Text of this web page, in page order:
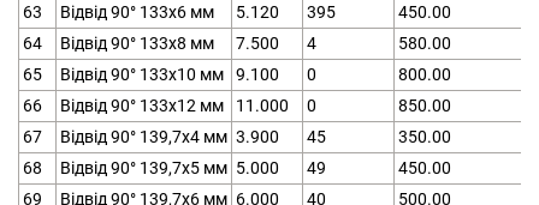
63
Відвід 90° 133х6 мм 5.120 395
450.00
64
Відвід 90° 133х8 мм 7.500 4
580.00
65
Відвід 90° 133х10 мм 9.100 0
800.00
66
Відвід 90° 133х12 мм 11.000 0
850.00
67
Відвід 90° 139,7х4 мм 3.900 45
350.00
68
Відвід 90° 139,7х5 мм 5.000 49
450.00
69
Відвід 90° 139,7х6 мм 6.000 40
500.00